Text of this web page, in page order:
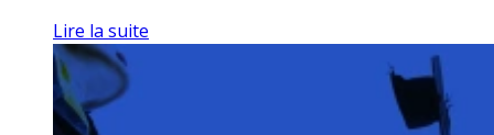
Lire la suite